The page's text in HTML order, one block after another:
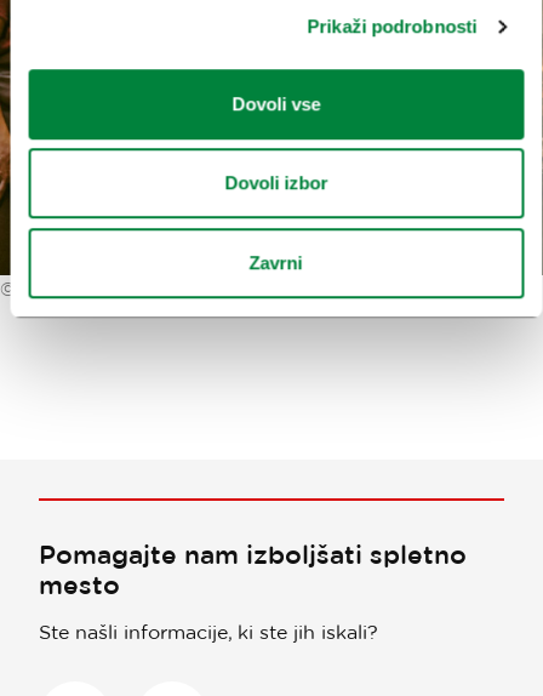
Prikaži podrobnosti
Dovoli vse
Dovoli izbor
Zavrni
©
Pomagajte nam izboljšati spletno
mesto
Ste našli informacije, ki ste jih iskali?